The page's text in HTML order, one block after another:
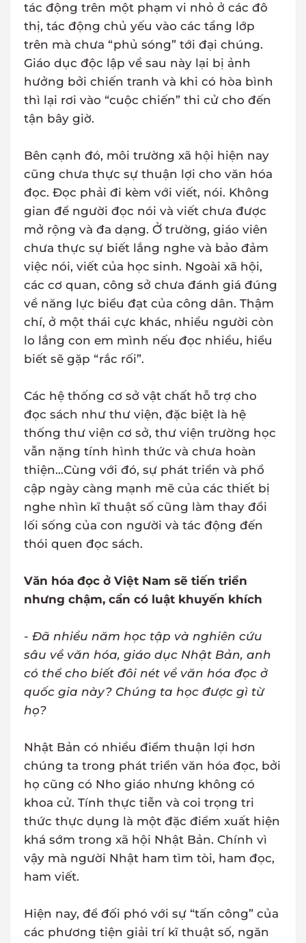
tác động trên một phạm vi nhỏ ở các đô
thị, tác động chủ yếu vào các tầng lớp
trên mà chưa “phủ sóng” tới đại chúng.
Giáo dục độc lập về sau này lại bị ảnh
hưởng bởi chiến tranh và khi có hòa bình
thì lại rơi vào “cuộc chiến” thi cử cho đến
tận bây giờ.
Bên cạnh đó, môi trường xã hội hiện nay
cũng chưa thực sự thuận lợi cho văn hóa
đọc. Đọc phải đi kèm với viết, nói. Không
gian để người đọc nói và viết chưa được
mở rộng và đa dạng. Ở trường, giáo viên
chưa thực sự biết lắng nghe và bảo đảm
việc nói, viết của học sinh. Ngoài xã hội,
các cơ quan, công sở chưa đánh giá đúng
về năng lực biểu đạt của công dân. Thậm
chí, ở một thái cực khác, nhiều người còn
lo lắng con em mình nếu đọc nhiều, hiểu
biết sẽ gặp “rắc rối”.
Các hệ thống cơ sở vật chất hỗ trợ cho
đọc sách như thư viện, đặc biệt là hệ
thống thư viện cơ sở, thư viện trường học
vẫn nặng tính hình thức và chưa hoàn
thiện…Cùng với đó, sự phát triển và phổ
cập ngày càng mạnh mẽ của các thiết bị
nghe nhìn kĩ thuật số cũng làm thay đổi
lối sống của con người và tác động đến
thói quen đọc sách.
Văn hóa đọc ở Việt Nam sẽ tiến triển
nhưng chậm, cần có luật khuyến khích
- Đã nhiều năm học tập và nghiên cứu
sâu về văn hóa, giáo dục Nhật Bản, anh
có thể cho biết đôi nét về văn hóa đọc ở
quốc gia này? Chúng ta học được gì từ
họ?
Nhật Bản có nhiều điểm thuận lợi hơn
chúng ta trong phát triển văn hóa đọc, bởi
họ cũng có Nho giáo nhưng không có
khoa cử. Tính thực tiễn và coi trọng tri
thức thực dụng là một đặc điểm xuất hiện
khá sớm trong xã hội Nhật Bản. Chính vì
vậy mà người Nhật ham tìm tòi, ham đọc,
ham viết.
Hiện nay, để đối phó với sự “tấn công” của
các phương tiện giải trí kĩ thuật số, ngăn